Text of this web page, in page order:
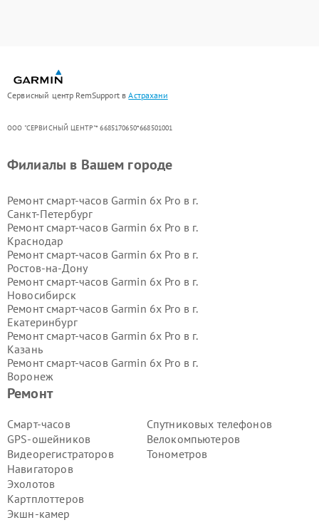
Сервисный центр RemSupport вАстрахани
ООО "СЕРВИСНЫЙ ЦЕНТР"* 6685170650*668501001
Ремонт
Смарт-часов
GPS-ошейников
Видеорегистраторов
Навигаторов
Эхолотов
Картплоттеров
Экшн-камер
Спутниковых телефонов
Велокомпьютеров
Тонометров
Филиалы в Вашем городе
Ремонт смарт-часов Garmin 6x Pro в г.
Санкт-Петербург
Ремонт смарт-часов Garmin 6x Pro в г.
Краснодар
Ремонт смарт-часов Garmin 6x Pro в г.
Ростов-на-Дону
Ремонт смарт-часов Garmin 6x Pro в г.
Новосибирск
Ремонт смарт-часов Garmin 6x Pro в г.
Екатеринбург
Ремонт смарт-часов Garmin 6x Pro в г.
Казань
Ремонт смарт-часов Garmin 6x Pro в г.
Воронеж
Ремонт смарт-часов Garmin 6x Pro в г.
Волгоград
Самара
Ремонт смарт-часов Garmin 6x Pro в г.
Пермь
Ремонт смарт-часов Garmin 6x Pro в г.
Красноярск
Ремонт смарт-часов Garmin 6x Pro в г.
Ижевск